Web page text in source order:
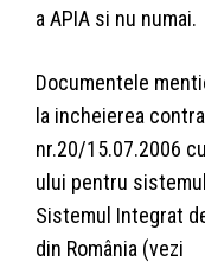
a APIA si nu numai.
Documentele
la incheierea
nr.20/15.07.2006
ului pentru
Sistemul Integrat
din România (vezi